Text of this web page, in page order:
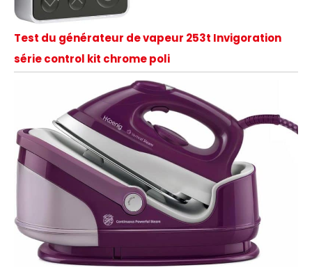
Test du générateur de vapeur 253t Invigoration
série control kit chrome poli